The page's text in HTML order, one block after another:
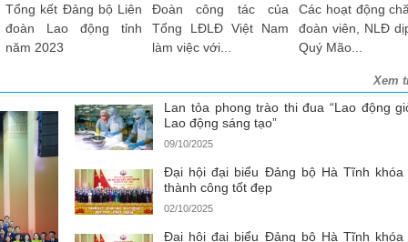
Lãnh đạo Tổng Liên
đoàn Lao động Việt
Nam tặng quà...
Liên đoàn Lao động
tỉnh gắn biển công trình
chào...
Tôn vinh và tặng
khen của
cho 50 CNLĐ...
Xem
Lan tỏa phong trào thi đua “Lao động
Lao động sáng tạo”
09/10/2025
Đại hội đại biểu Đảng bộ Hà Tĩnh khóa
thành công tốt đẹp
02/10/2025
Đại hội đại biểu Đảng bộ Hà Tĩnh khóa